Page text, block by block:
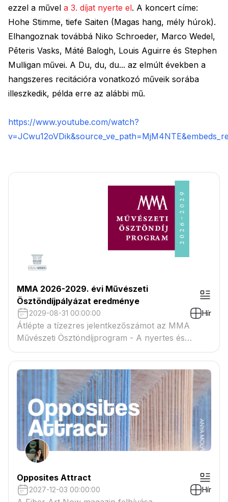
ezzel a művel a 3. díjat nyerte el. A koncert címe:
Hohe Stimme, tiefe Saiten (Magas hang, mély húrok).
Elhangoznak továbbá Niko Schroeder, Marco Wedel,
Pēteris Vasks, Máté Balogh, Louis Aguirre és Stephen
Mulligan művei. A Du, du, du... az elmúlt években a
hangszeres recitációra vonatkozó műveik sorába
illeszkedik, példa erre az alábbi mű.
https://www.youtube.com/watch?
MMA 2026-2029. évi Művészeti
Ösztöndíjpályázat eredménye
2029-08-31 00:00:00 Hír
Átlépte a tízezres jelentkezőszámot az MMA
Művészeti Ösztöndíjprogram - A nyertes és
tartaléklistás pályázók névsora megtekinthető a
csatolmányban
Opposites Attract
2027-12-03 00:00:00 Hír